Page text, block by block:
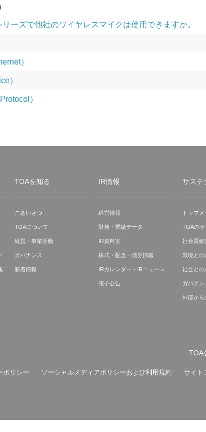
ーズで他社のワイヤレスマイクは使用できますか。
）
）
）
TOAを知る
ごあいさつ
TOAについて
経営・事業活動
ガバナンス
新着情報
IR情報
経営情報
財務・業績データ
IR資料室
株式・配当・債券情報
IRカレンダー・IRニュース
電子公告
サステ
トップ
TOAのサ
社会貢献
環境との
社会との
ガバナン
外部から
TOA
ポリシー ソーシャルメディアポリシーおよび利用規約 サイト